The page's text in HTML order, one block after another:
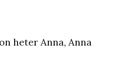
heter Anna, Anna